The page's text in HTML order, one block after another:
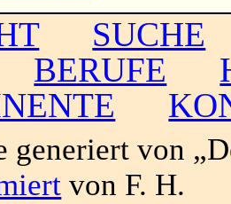
SUCHE
BERUFE
generiert von
von F. H.